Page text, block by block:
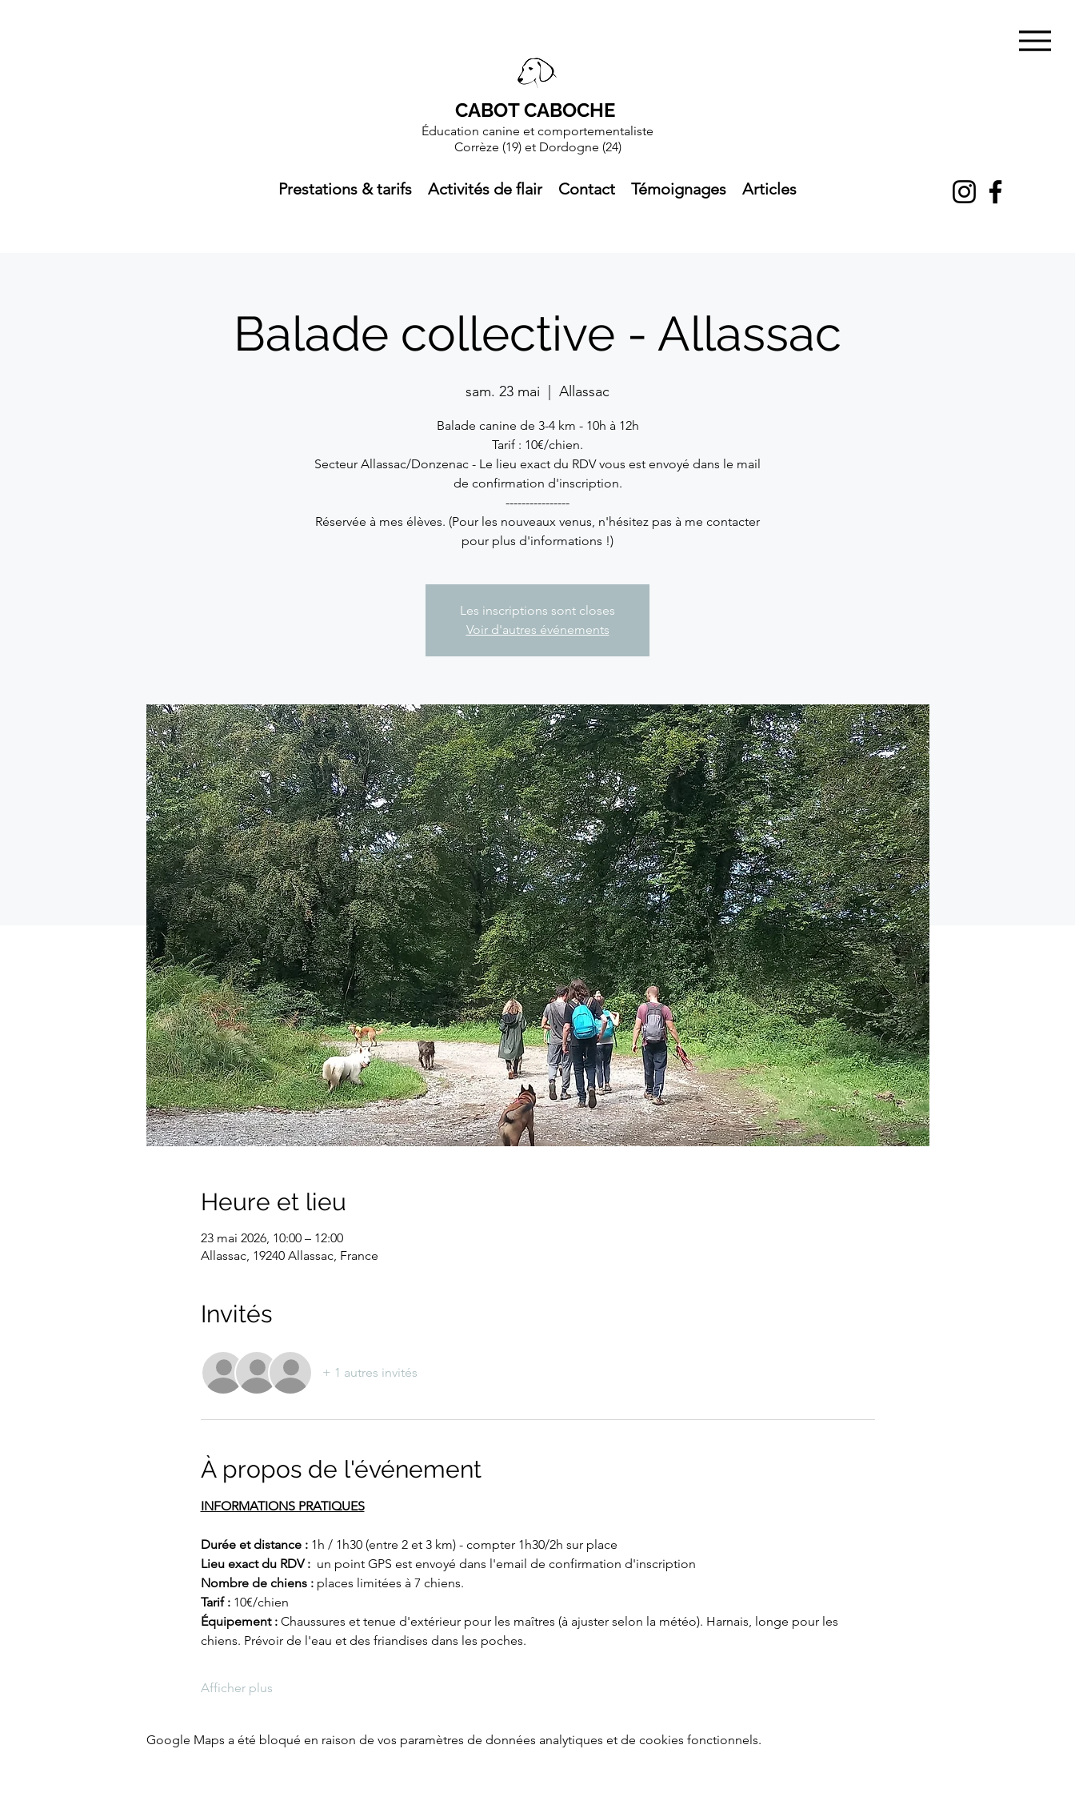
CABOT CABOCHE
Éducation canine et comportementaliste
Corrèze (19) et Dordogne (24)
Prestations & tarifs Activités de flair Contact Témoignages Articles
Balade collective - Allassac
sam. 23 mai Allassac
Balade canine de 3-4 km - 10h à 12h
Tarif : 10€/chien.
Secteur Allassac/Donzenac - Le lieu exact du RDV vous est envoyé dans le mail
de confirmation d'inscription.
----------------
Réservée à mes élèves. (Pour les nouveaux venus, n'hésitez pas à me contacter
pour plus d'informations !)
Les inscriptions sont closes
Voir d'autres événements
Heure et lieu
23 mai 2026, 10:00 – 12:00
Allassac, 19240 Allassac, France
Invités
+ 1 autres invités
À propos de l'événement
INFORMATIONS PRATIQUES
Durée et distance : 1h / 1h30 (entre 2 et 3 km) - compter 1h30/2h sur place
Lieu exact du RDV : un point GPS est envoyé dans l'email de confirmation d'inscription
Nombre de chiens : places limitées à 7 chiens.
Tarif : 10€/chien
Équipement : Chaussures et tenue d'extérieur pour les maîtres (à ajuster selon la météo). Harnais, longe pour les
chiens. Prévoir de l'eau et des friandises dans les poches.
Afficher plus
Google Maps a été bloqué en raison de vos paramètres de données analytiques et de cookies fonctionnels.